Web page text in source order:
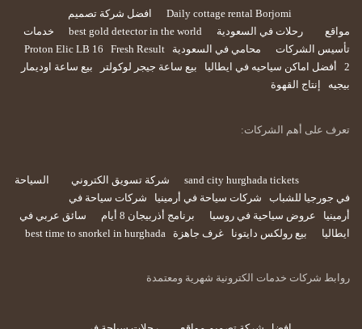
Daily cottage rental Borjomi
افضل شركة تصميم
مواقع
رحلات في السعودية best gold detector in the world
خدمات
تأسيس الشركات
محامي في السعودية Proton Elic LB 16
Fresh Result
2
أفضل اماكن سياحيه في ايطاليا بيع ساعة جيجر لوكولتر
بيع ساعة اوديمار
بيجيه
إنتاج القهوة
تعرف على أهم الشركات:
sand city hurghada tickets شركة تسويق الكتروني
السياحة
في جورجيا للشباب
شركات سياحة في أرمينيا
شركات سياحة في
أرمينيا
عروض سياحية في روسيا برنامج أذربيجان 8 أيام
سائق عربي في
ايطاليا
بيع رولكس دايتونا غرف جاهزة best time to snorkel in hurghada
روابط شركات خدمات الكترونية شهرية ومعتمدة